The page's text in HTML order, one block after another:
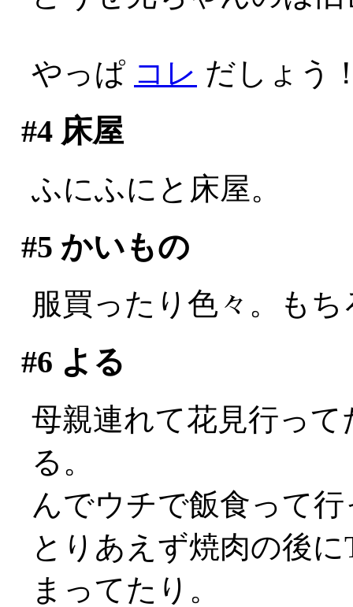
やっぱ コレ だしょう
#4床屋
ふにふにと床屋。
#5 かいもの
服買ったり色々。も
#6 よる
母親連れて花見行っ
る。
んでウチで飯食って
とりあえず焼肉の後
まってたり。